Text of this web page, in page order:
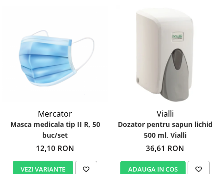
Mercator
Masca medicala tip II R, 50
buc/set
12,10 RON
VEZI VARIANTE
Vialli
Dozator pentru sapun lichid
500 ml, Vialli
36,61 RON
ADAUGA IN COS